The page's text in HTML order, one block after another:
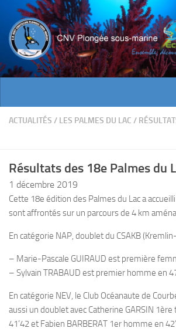
ACTUALITES
INFOS CNV
Bienvenue
Contacts
Documents utiles
Encadrement
Historique
Plouf
ECOLE DE PLONGEE
Formations
ACTUALITÉS / LES PALMES DU LAC /
Résultats des 18e Palmes du
1 décembre 2019
Cette 18e édition des Palmes du Lac a
sont affrontés sur un parcours de 4 km
En catégorie NAP, doublet du CSAKB
– Marie-Pascale GUIRAUD est première
– Sylvain TRABAUD est premier homme en
En catégorie NEV, le Club Océanaute de
aussi un doublet avec Catherine GARSIN
41’42 et Fabien BARBERAT 1er homme en